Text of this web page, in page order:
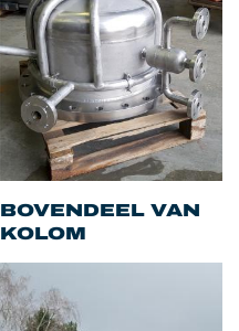
BOVENDEEL VAN
KOLOM